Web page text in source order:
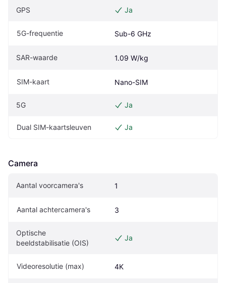
GPS Ja
5G-frequentie Sub-6 GHz
SAR-waarde 1.09 W/kg
SIM-kaart Nano-SIM
5G Ja
Dual SIM-kaartsleuven Ja
Camera
Aantal voorcamera's 1
Aantal achtercamera's 3
Optische
beeldstabilisatie (OIS)
Ja
Videoresolutie (max) 4K